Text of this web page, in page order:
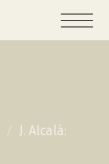
J. Alcalá: